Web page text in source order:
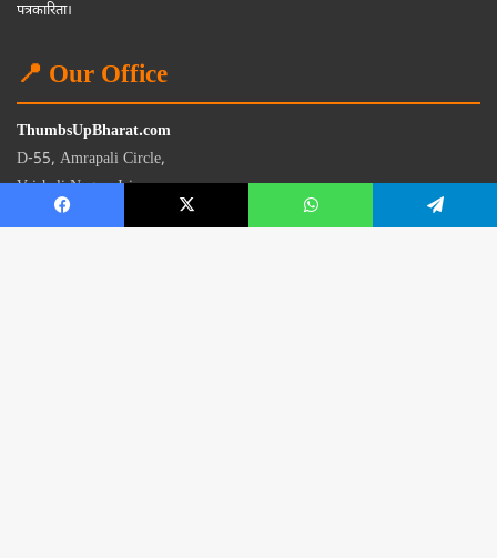
पत्रकारिता।
📍 Our Office
ThumbsUpBharat.com
D-55, Amrapali Circle,
Vaishali Nagar, Jaipur
Rajasthan - 302021